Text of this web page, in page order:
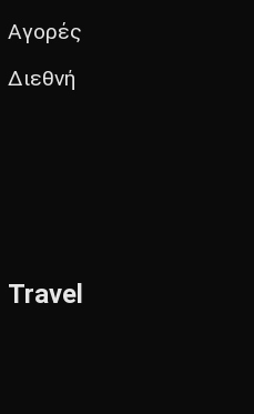
Αγορές
Διεθνή
Travel